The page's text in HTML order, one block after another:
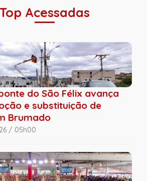
Top Acessadas
do São Félix avança
e substituição de
Brumado
/ 05h00